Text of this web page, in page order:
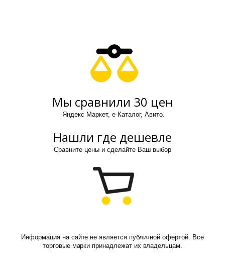
Мы сравнили 30 цен
Яндекс Маркет, е-Каталог, Авито.
Нашли где дешевле
Сравните цены и сделайте Ваш выбор
Информация на сайте не является публичной офертой. Все
торговые марки принадлежат их владельцам.